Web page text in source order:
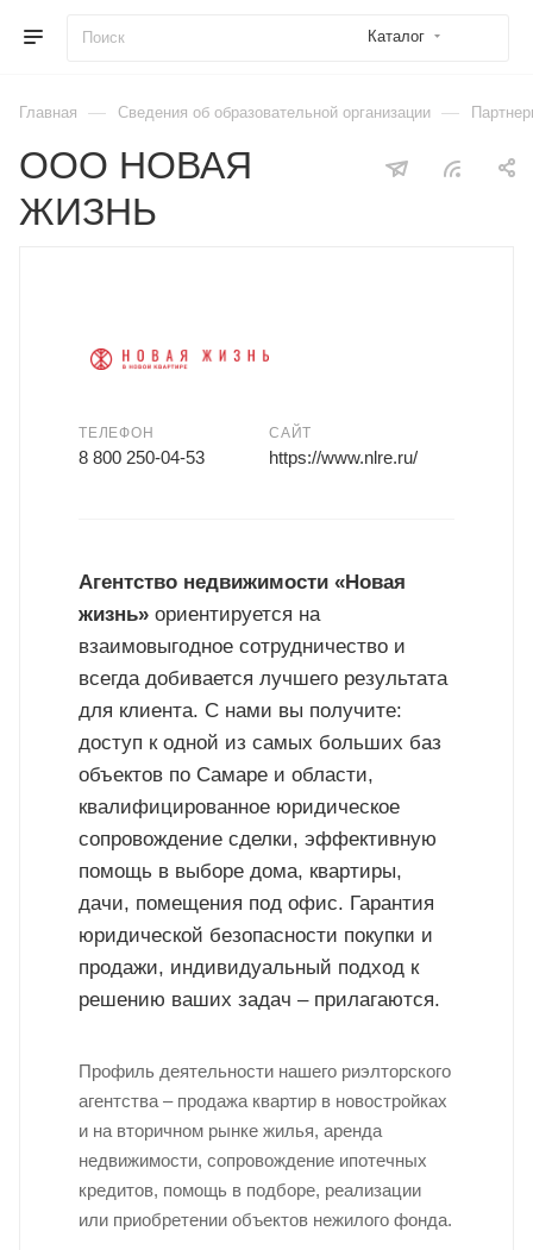
Каталог
Главная — Сведения об образовательной организации —
ООО НОВАЯ
ЖИЗНЬ
ТЕЛЕФОН
8 800 250-04-53
САЙТ
https://www.nlre.ru/
Агентство недвижимости «Новая
жизнь» ориентируется на
взаимовыгодное сотрудничество и
всегда добивается лучшего результата
для клиента. С нами вы получите:
доступ к одной из самых больших баз
объектов по Самаре и области,
квалифицированное юридическое
сопровождение сделки, эффективную
помощь в выборе дома, квартиры,
дачи, помещения под офис. Гарантия
юридической безопасности покупки и
продажи, индивидуальный подход к
решению ваших задач – прилагаются.
Профиль деятельности нашего риэлторского
агентства – продажа квартир в новостройках
и на вторичном рынке жилья, аренда
недвижимости, сопровождение ипотечных
кредитов, помощь в подборе, реализации
или приобретении объектов нежилого фонда.